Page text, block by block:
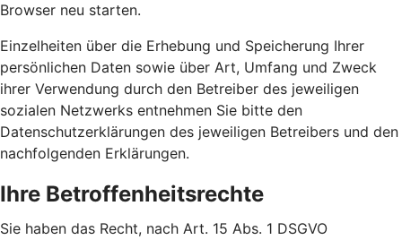
Browser neu starten.
Einzelheiten über die Erhebung und Speicherung Ihrer
persönlichen Daten sowie über Art, Umfang und Zweck
ihrer Verwendung durch den Betreiber des jeweiligen
sozialen Netzwerks entnehmen Sie bitte den
Datenschutzerklärungen des jeweiligen Betreibers und den
nachfolgenden Erklärungen.
Ihre Betroffenheitsrechte
Sie haben das Recht, nach Art. 15 Abs. 1 DSGVO